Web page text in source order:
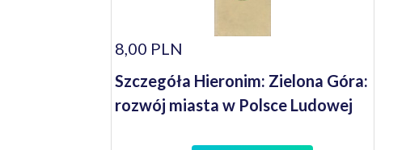
8,00 PLN
Szczegóła Hieronim: Zielona Góra:
rozwój miasta w Polsce Ludowej